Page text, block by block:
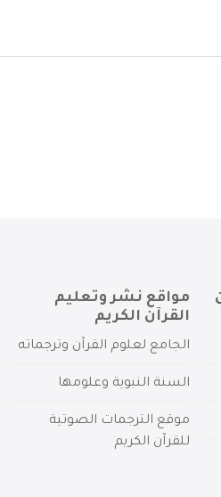
مواقع نشر وتعليم
القرآن الكريم
الجامع لعلوم القرآن وترجماته
السنة النبوية وعلومها
موقع الترجمات الصوتية
للقرآن الكريم